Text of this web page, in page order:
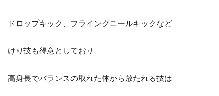
ドロップキック、フライングニールキックなど
けり技も得意としており
高身長でバランスの取れた体から放たれる技は